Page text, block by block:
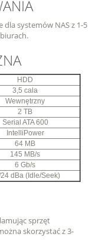
systemów NAS z 1-5
HDD
3,5 cala
Wewnętrzny
2 TB
Serial ATA 600
IntelliPower
64 MB
145 MB/s
6 Gb/s
dBa (Idle/Seek)
sprzęt
skorzystać z 3-